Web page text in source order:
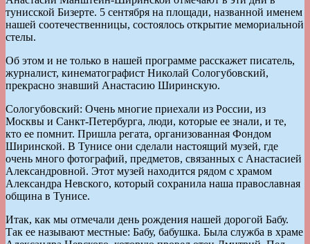
тунисской Бизерте. 5 сентября на площади, названной именем
нашей соотечественницы, состоялось открытие мемориальной
стелы.
Об этом и не только в нашей программе расскажет писатель,
журналист, кинематографист Николай Сологубовский,
прекрасно знавший Анастасию Ширинскую.
Сологубовский: Очень многие приехали из России, из
Москвы и Санкт-Петербурга, люди, которые ее знали, и те,
кто ее помнит. Пришла регата, организованная Фондом
Ширинской. В Тунисе они сделали настоящий музей, где
очень много фотографий, предметов, связанных с Анастасией
Александровной. Этот музей находится рядом с храмом
Александра Невского, который сохранила наша православная
община в Тунисе.
Итак, как мы отмечали день рождения нашей дорогой Бабу.
Так ее называют местные: Бабу, бабушка. Была служба в храме